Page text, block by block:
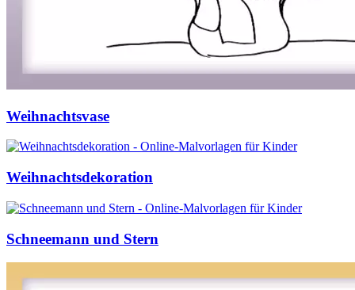
Weihnachtsvase
Weihnachtsdekoration
Schneemann und Stern